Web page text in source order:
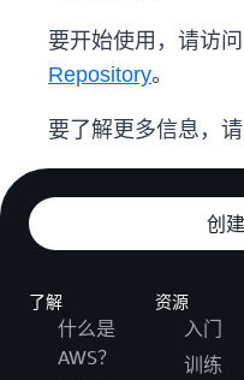
要开始使用，请访问
Repository。
要了解更多信息，
创
了解
什么是
AWS？
资源
入门
训练